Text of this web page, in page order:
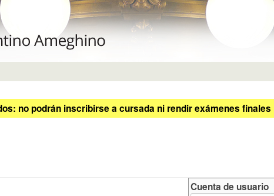
no podrán inscribirse a cursada ni rendir exámenes finales
Cuenta de usuario